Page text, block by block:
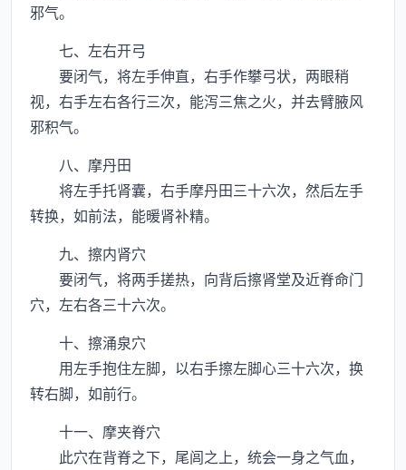
邪气。
七、左右开弓
要闭气，将左手伸直，右手作攀弓状，两眼稍
视，右手左右各行三次，能泻三焦之火，并去臂腋风
邪积气。
八、摩丹田
将左手托肾囊，右手摩丹田三十六次，然后左手
转换，如前法，能暖肾补精。
九、擦内肾穴
要闭气，将两手搓热，向背后擦肾堂及近脊命门
穴，左右各三十六次。
十、擦涌泉穴
用左手抱住左脚，以右手擦左脚心三十六次，换
转右脚，如前行。
十一、摩夹脊穴
此穴在背脊之下，尾闾之上，统会一身之气血，